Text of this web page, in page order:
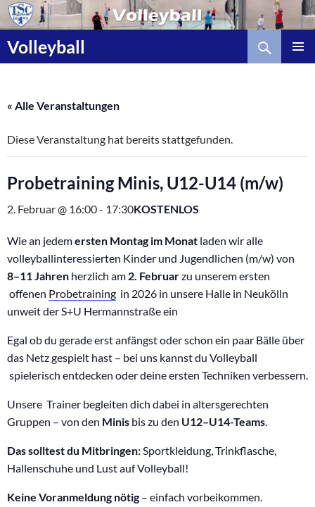
Zum
Inhalt
springen
Volleyball
Suchen
« Alle Veranstaltungen
Diese Veranstaltung hat bereits stattgefunden.
Probetraining Minis, U12-U14 (m/w)
2. Februar @ 16:00- 17:30KOSTENLOS
Wie an jedemersten Montag im Monat laden wir alle
volleyballinteressierten Kinder und Jugendlichen (m/w) von
8–11 Jahren herzlich am 2. Februarzu unserem ersten
offenen Probetraining in 2026 in unsere Halle in Neukölln
unweit der S+U Hermannstraße ein
Egal ob du gerade erst anfängst oder schon ein paar Bälle über
das Netz gespielt hast – bei uns kannst du Volleyball
spielerisch entdecken oder deine ersten Techniken verbessern.
Unsere Trainer begleiten dich dabei in altersgerechten
Gruppen – von den Minis bis zu den U12–U14-Teams.
Das solltest du Mitbringen:Sportkleidung, Trinkflasche,
Hallenschuhe und Lust auf Volleyball!
Keine Voranmeldung nötig – einfach vorbeikommen.